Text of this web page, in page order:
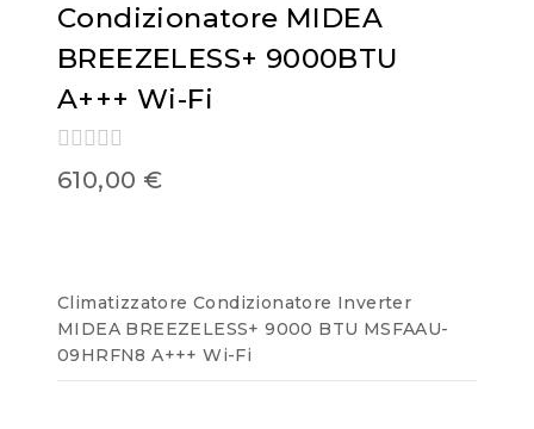
Condizionatore MIDEA
BREEZELESS+ 9000BTU
A+++ Wi-Fi
0
out
610,00 €
Climatizzatore Condizionatore Inverter
MIDEA BREEZELESS+ 9000 BTU MSFAAU-
09HRFN8 A+++ Wi-Fi